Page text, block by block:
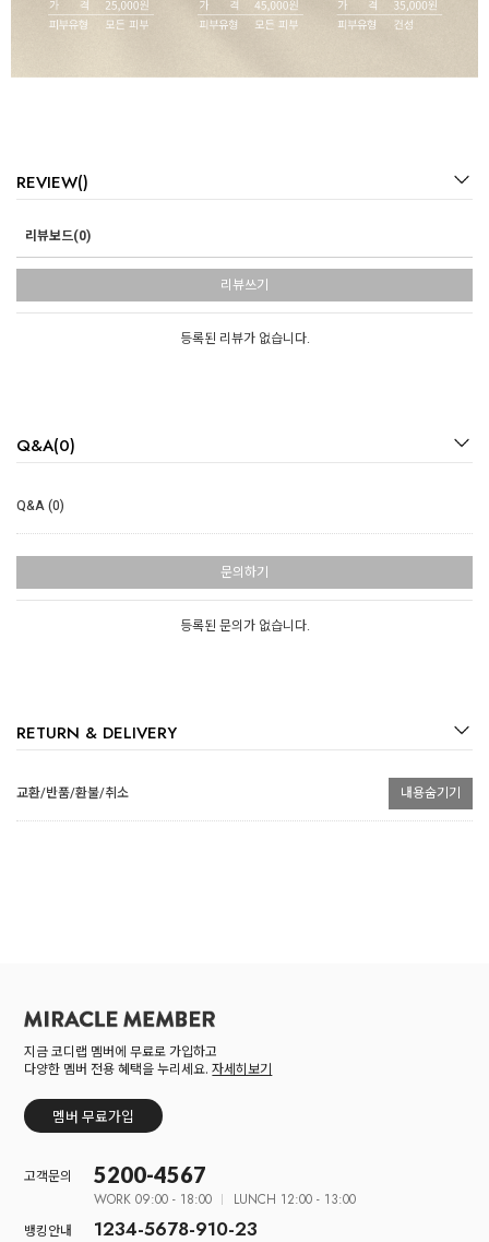
REVIEW()
리뷰보드(0)
리뷰쓰기
등록된 리뷰가 없습니다.
Q&A(0)
Q&A (0)
문의하기
등록된 문의가 없습니다.
RETURN & DELIVERY
교환/반품/환불/취소 내용숨기기
지금 코디랩 멤버에 무료로 가입하고
다양한 멤버 전용 혜택을 누리세요.자세히보기
멤버 무료가입
고객문의 5200-4567
WORK 09:00 - 18:00 LUNCH 12:00 - 13:00
뱅킹안내 1234-5678-910-23